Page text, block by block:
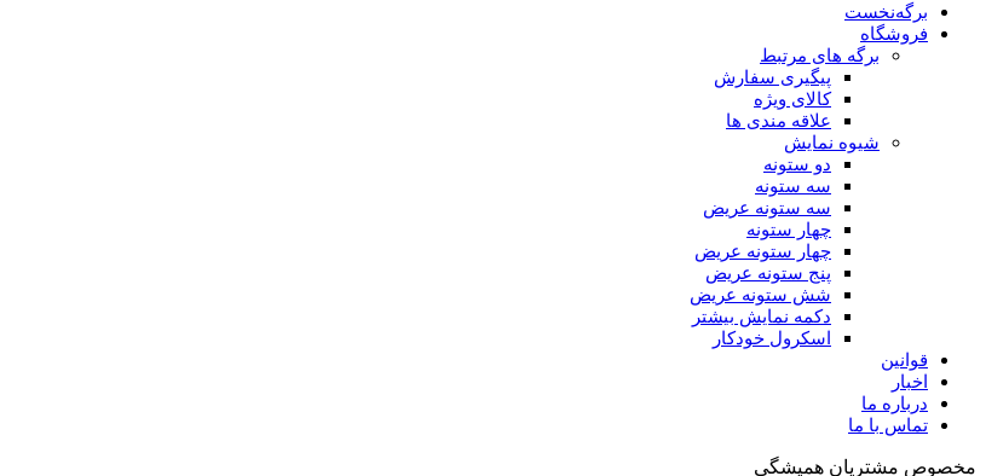
برگه‌نخست
فروشگاه
برگه های مرتبط
پیگیری سفارش
کالای ویژه
علاقه مندی ها
شیوه نمایش
دو ستونه
سه ستونه
سه ستونه عریض
چهار ستونه
چهار ستونه عریض
پنج ستونه عریض
شش ستونه عریض
دکمه نمایش بیشتر
اسکرول خودکار
قوانین
اخبار
درباره ما
تماس با ما
مخصوص مشتریان همیشگی